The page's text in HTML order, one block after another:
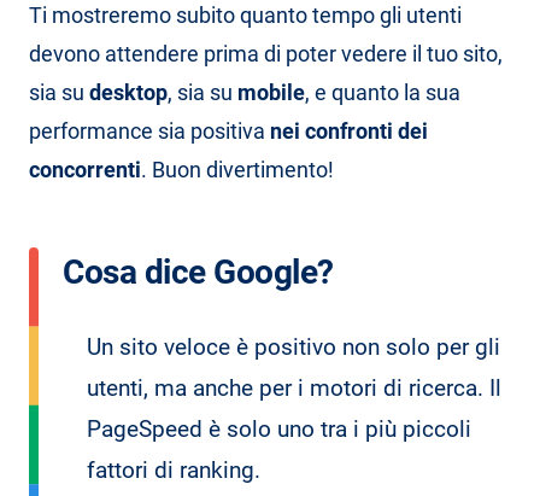
Ti mostreremo subito quanto tempo gli utenti
devono attendere prima di poter vedere il tuo sito,
sia su desktop, sia su mobile, e quanto la sua
performance sia positiva nei confronti dei
concorrenti. Buon divertimento!
Cosa dice Google?
Un sito veloce è positivo non solo per gli
utenti, ma anche per i motori di ricerca. Il
PageSpeed è solo uno tra i più piccoli
fattori di ranking.